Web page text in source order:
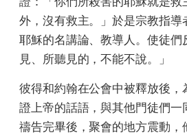
外，沒有救主。」於是宗教指導
耶穌的名講論、教導人。使徒們
見、所聽見的，不能不說。」
彼得和約翰在公會中被釋放後，
證上帝的話語，與其他門徒們一
禱告完畢後，聚會的地方震動，